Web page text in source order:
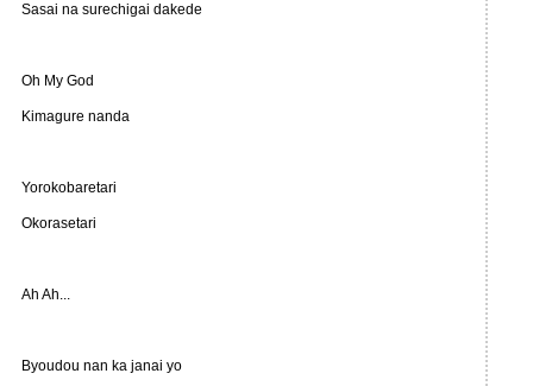
Sasai na surechigai dakede
Oh My God
Kimagure nanda
Yorokobaretari
Okorasetari
Ah Ah...
Byoudou nan ka janai yo